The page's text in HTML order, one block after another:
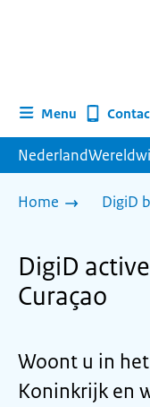
Menu
Home DigiD
DigiD
Curaçao
Woont u in
Koninkrijk en